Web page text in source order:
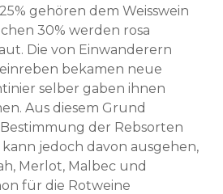
gehören dem Weisswein
30% werden rosa
Die von Einwanderern
bekamen neue
selber gaben ihnen
Aus diesem Grund
der Rebsorten
kann jedoch davon ausgehen,
Merlot, Malbec und
für die Rotweine